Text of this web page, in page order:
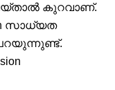
കുറവാണ്.
സാധ്യത